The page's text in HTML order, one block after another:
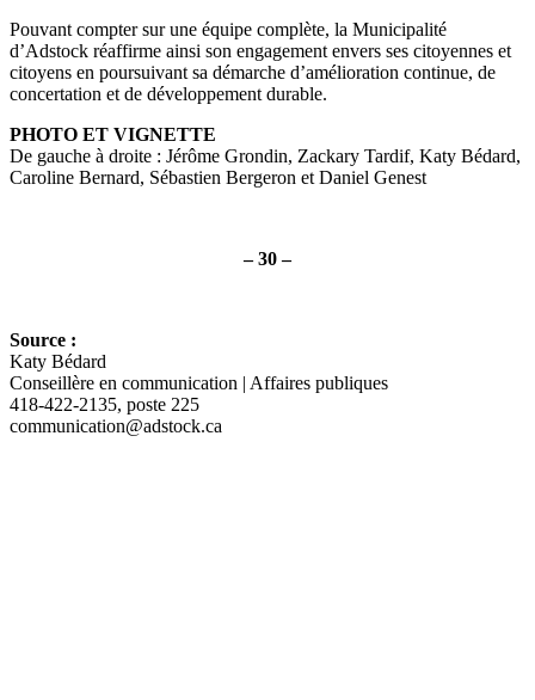
Pouvant compter sur une équipe complète, la Municipalité
d’Adstock réaffirme ainsi son engagement envers ses citoyennes et
citoyens en poursuivant sa démarche d’amélioration continue, de
concertation et de développement durable.
PHOTO ET VIGNETTE
De gauche à droite : Jérôme Grondin, Zackary Tardif, Katy Bédard,
Caroline Bernard, Sébastien Bergeron et Daniel Genest
– 30 –
Source :
Katy Bédard
Conseillère en communication | Affaires publiques
418-422-2135, poste 225
communication@adstock.ca